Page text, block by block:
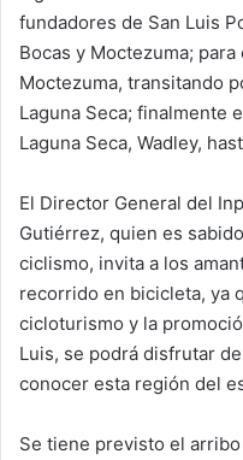
fundadores de San Luis
Bocas y Moctezuma;
Moctezuma, transitando
Laguna Seca; finalmente
Laguna Seca, Wadley,
El Director General del
Gutiérrez, quien es
ciclismo, invita a los
recorrido en bicicleta, ya
cicloturismo y la
Luis, se podrá disfrutar
conocer esta región del
Se tiene previsto el